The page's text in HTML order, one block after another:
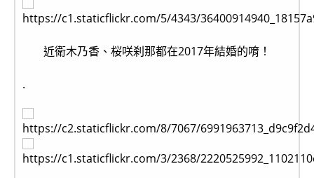
近衛木乃香、桜咲刹那都在2017年結婚的唷！
.